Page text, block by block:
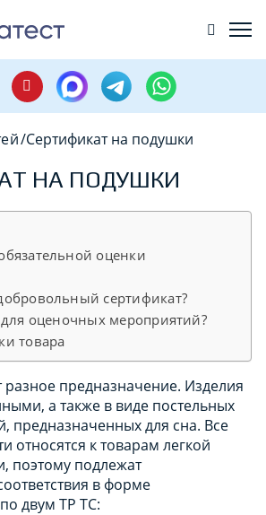
/Сертификат на подушки
НА ПОДУШКИ
оценки
сертификат?
для оценочных мероприятий?
товара
предназначение. Изделия
а также в виде постельных
предназначенных для сна. Все
относятся к товарам легкой
поэтому подлежат
в форме
двум ТР ТС: